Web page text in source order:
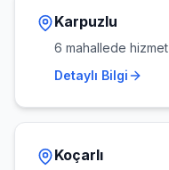
Karpuzlu
6 mahallede hizmet
Detaylı Bilgi
Koçarlı